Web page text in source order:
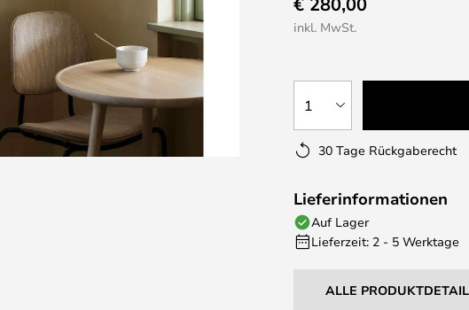
inkl. MwSt.
1
30 Tage Rückgaberecht
Lieferinformationen
Auf Lager
Lieferzeit: 2 - 5 Werktage
ALLE